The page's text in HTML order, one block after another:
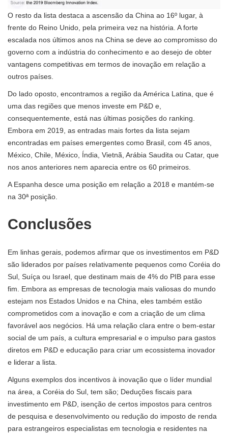
O resto da lista destaca a ascensão da China ao 16º lugar, à
frente do Reino Unido, pela primeira vez na história. A forte
escalada nos últimos anos na China se deve ao compromisso do
governo com a indústria do conhecimento e ao desejo de obter
vantagens competitivas em termos de inovação em relação a
outros países.
Do lado oposto, encontramos a região da América Latina, que é
uma das regiões que menos investe em P&D e,
consequentemente, está nas últimas posições do ranking.
Embora em 2019, as entradas mais fortes da lista sejam
encontradas em países emergentes como Brasil, com 45 anos,
México, Chile, México, Índia, Vietnã, Arábia Saudita ou Catar, que
nos anos anteriores nem aparecia entre os 60 primeiros.
A Espanha desce uma posição em relação a 2018 e mantém-se
na 30ª posição.
Conclusões
Em linhas gerais, podemos afirmar que os investimentos em P&D
são liderados por países relativamente pequenos como Coréia do
Sul, Suíça ou Israel, que destinam mais de 4% do PIB para esse
fim. Embora as empresas de tecnologia mais valiosas do mundo
estejam nos Estados Unidos e na China, eles também estão
comprometidos com a inovação e com a criação de um clima
favorável aos negócios. Há uma relação clara entre o bem-estar
social de um país, a cultura empresarial e o impulso para gastos
diretos em P&D e educação para criar um ecossistema inovador
e liderar a lista.
Alguns exemplos dos incentivos à inovação que o líder mundial
na área, a Coréia do Sul, tem são; Deduções fiscais para
investimento em P&D, isenção de certos impostos para centros
de pesquisa e desenvolvimento ou redução do imposto de renda
para estrangeiros especialistas em tecnologia e residentes na